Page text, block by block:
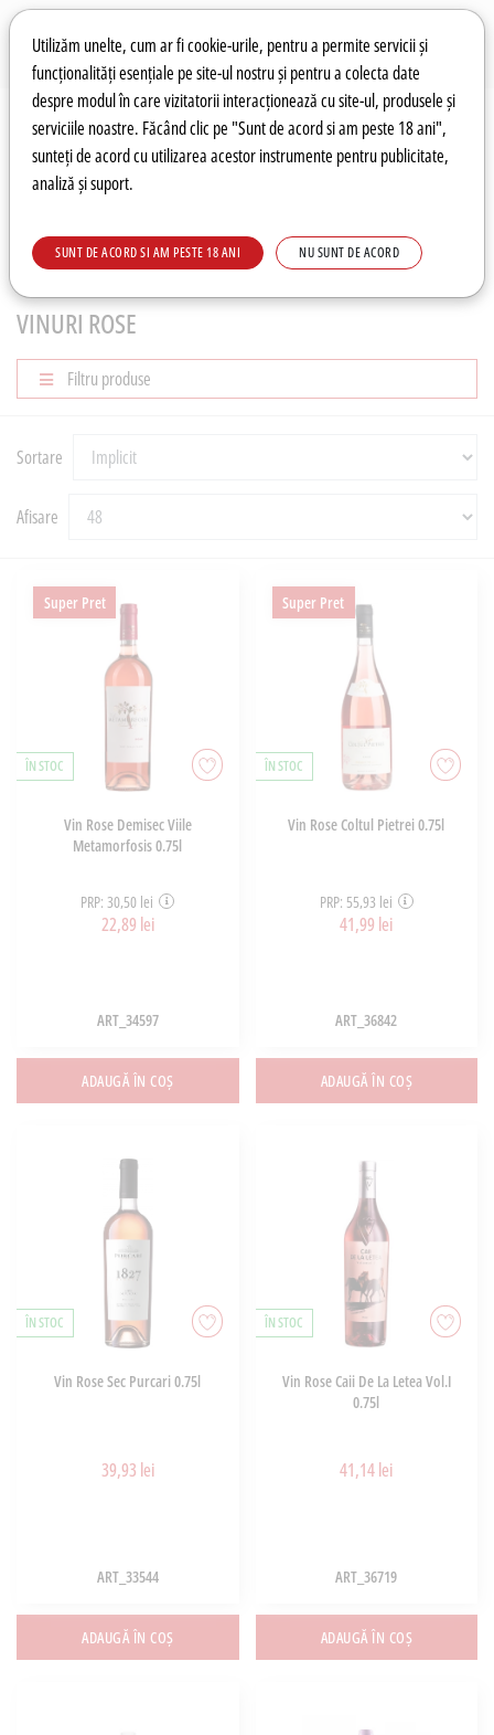
Preferințe pentru cookie-uri
Utilizăm unelte, cum ar fi cookie-urile, pentru a permite servicii și
funcționalități esențiale pe site-ul nostru și pentru a colecta date
despre modul în care vizitatorii interacționează cu site-ul, produsele și
serviciile noastre. Făcând clic pe "Sunt de acord si am peste 18 ani",
sunteți de acord cu utilizarea acestor instrumente pentru publicitate,
analiză și suport.
SUNT DE ACORD SI AM PESTE 18 ANI NU SUNT DE ACORD
Wishlist Autentificare
VINURI ROMANESTI Vinuri Rose
VINURI ROSE
Filtru produse
Sortare
Afisare
Super Pret
ÎN STOC
Vin Rose Demisec Viile
Metamorfosis 0.75l
PRP: 30,50 lei
22,89 lei
ART_34597
ADAUGĂ ÎN COȘ
Super Pret
ÎN STOC
Vin Rose Coltul Pietrei 0.75l
PRP: 55,93 lei
41,99 lei
ART_36842
ADAUGĂ ÎN COȘ
ÎN STOC
Vin Rose Sec Purcari 0.75l
39,93 lei
ART_33544
ADAUGĂ ÎN COȘ
ÎN STOC
Vin Rose Caii De La Letea Vol.I
0.75l
41,14 lei
ART_36719
ADAUGĂ ÎN COȘ